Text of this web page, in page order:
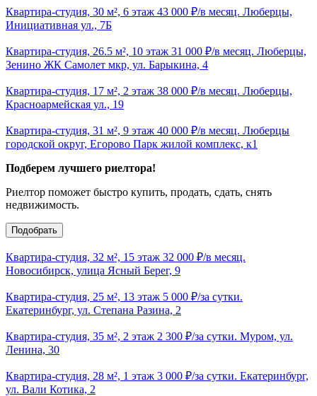
Квартира-студия, 30 м², 6 этаж 43 000 ₽/в месяц. Люберцы,
Инициативная ул., 7Б
Квартира-студия, 26.5 м², 10 этаж 31 000 ₽/в месяц. Люберцы,
Зенино ЖК Самолет мкр, ул. Барыкина, 4
Квартира-студия, 17 м², 2 этаж 38 000 ₽/в месяц. Люберцы,
Красноармейская ул., 19
Квартира-студия, 31 м², 9 этаж 40 000 ₽/в месяц. Люберцы
городской округ, Егорово Парк жилой комплекс, к1
Подберем лучшего риелтора!
Риелтор поможет быстро купить, продать, сдать, снять
недвижимость.
Подобрать
Квартира-студия, 32 м², 15 этаж 32 000 ₽/в месяц.
Новосибирск, улица Ясный Берег, 9
Квартира-студия, 25 м², 13 этаж 5 000 ₽/за сутки.
Екатеринбург, ул. Степана Разина, 2
Квартира-студия, 35 м², 2 этаж 2 300 ₽/за сутки. Муром, ул.
Ленина, 30
Квартира-студия, 28 м², 1 этаж 3 000 ₽/за сутки. Екатеринбург,
ул. Вали Котика, 2